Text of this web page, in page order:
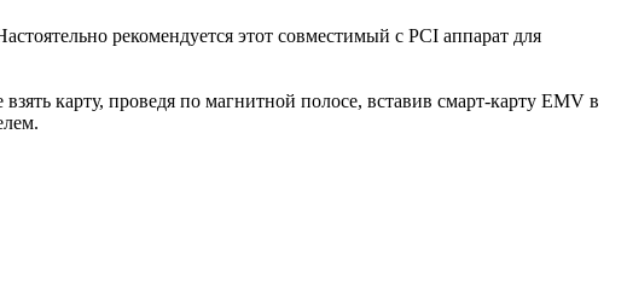
рекомендуется этот совместимый с PCI аппарат для
карту, проведя по магнитной полосе, вставив смарт-карту EMV в